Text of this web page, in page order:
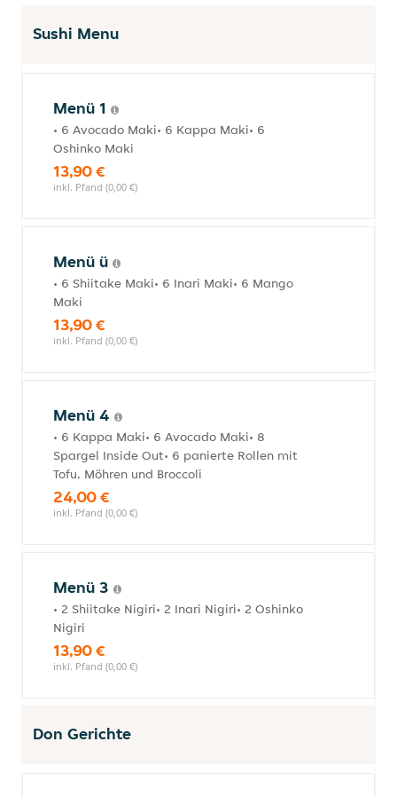
Sushi Menu
Menü 1
• 6 Avocado Maki• 6 Kappa Maki• 6
Oshinko Maki
13,90 €
inkl. Pfand (0,00 €)
Menü ü
• 6 Shiitake Maki• 6 Inari Maki• 6 Mango
Maki
13,90 €
inkl. Pfand (0,00 €)
Menü 4
• 6 Kappa Maki• 6 Avocado Maki• 8
Spargel Inside Out• 6 panierte Rollen mit
Tofu, Möhren und Broccoli
24,00 €
inkl. Pfand (0,00 €)
Menü 3
• 2 Shiitake Nigiri• 2 Inari Nigiri• 2 Oshinko
Nigiri
13,90 €
inkl. Pfand (0,00 €)
Don Gerichte